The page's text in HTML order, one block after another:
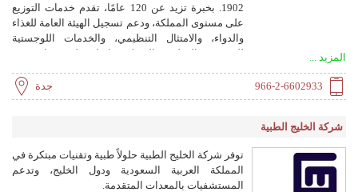
1902. بخبرة تزيد عن 120 عامًا، تقدم خدمات التوزيع
على مستوى المملكة، ودعم تسجيل الهيئة العامة للغذاء
والدواء، والامتثال التنظيمي، والخدمات اللوجستية
المزيد ...
966-2-6602933 جدة
شركة الخليج الطبية
توفر شركة الخليج الطبية حلولاً طبية وتقنيات مبتكرة في
المملكة العربية السعودية ودول الخليج، وتدعم
المستشفيات بالمعدات المتقدمة.